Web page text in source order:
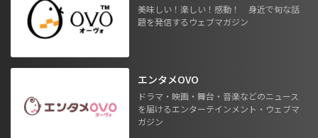
美味しい！楽しい！感動！ 身近で旬な話
題を発信するウェブマガジン
エンタメOVO
ドラマ・映画・舞台・音楽などのニュース
を届けるエンターテインメント・ウェブマ
ガジン